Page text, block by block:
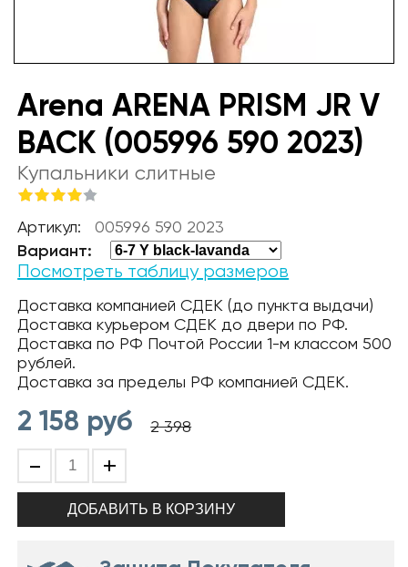
Arena ARENA PRISM JR V
BACK (005996 590 2023)
Купальники слитные
Артикул: 005996 590 2023
Вариант:
Посмотреть таблицу размеров
Доставка компанией СДЕК (до пункта выдачи)
Доставка курьером СДЕК до двери по РФ.
Доставка по РФ Почтой России 1-м классом 500
рублей.
Доставка за пределы РФ компанией СДЕК.
2 158 руб 2 398
- +